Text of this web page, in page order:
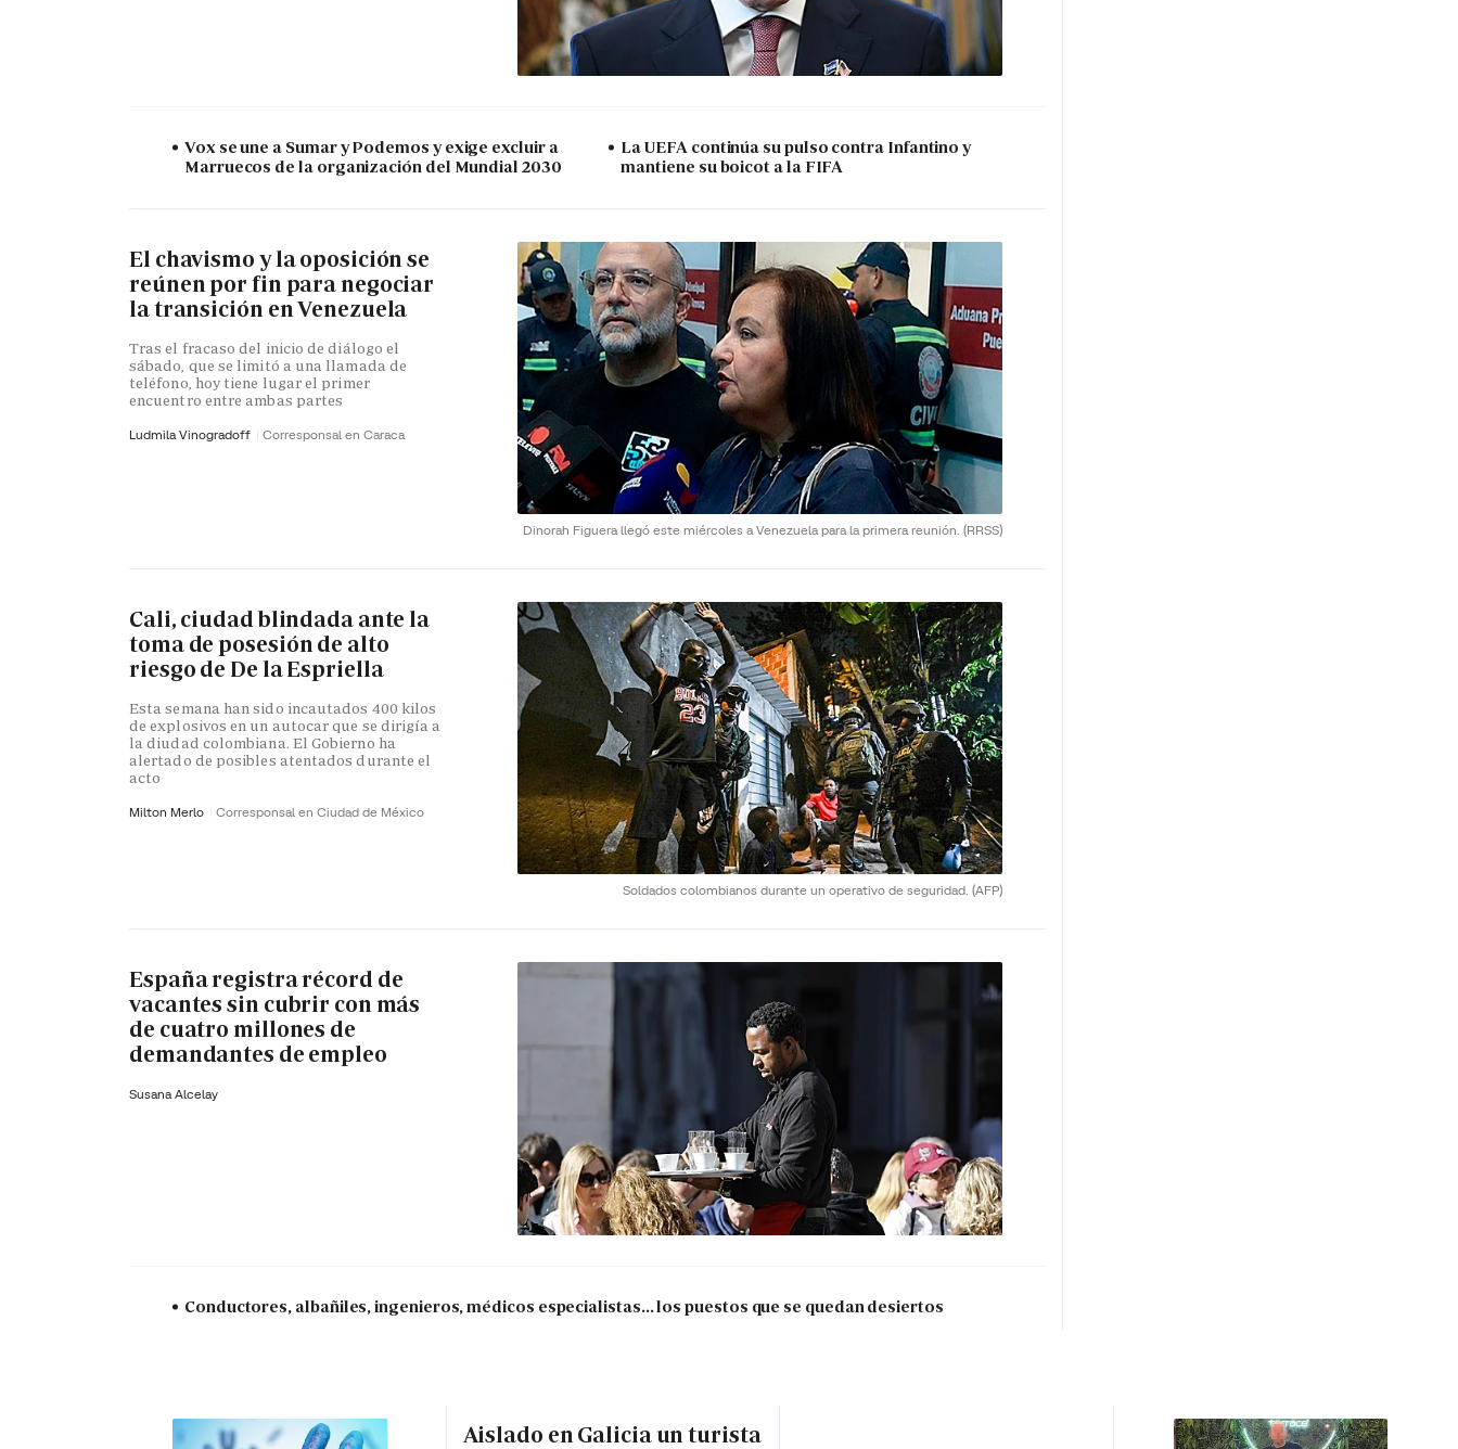
Vox se une a Sumar y Podemos y exige excluir a
Marruecos de la organización del Mundial 2030
La UEFA continúa su pulso contra Infantino y
mantiene su boicot a la FIFA
Dinorah Figuera llegó este miércoles a Venezuela para la primera reunión. (RRSS)
El chavismo y la oposición se
reúnen por fin para negociar
la transición en Venezuela
Tras el fracaso del inicio de diálogo el
sábado, que se limitó a una llamada de
teléfono, hoy tiene lugar el primer
encuentro entre ambas partes
Ludmila Vinogradoff Corresponsal en Caraca
Soldados colombianos durante un operativo de seguridad. (AFP)
Cali, ciudad blindada ante la
toma de posesión de alto
riesgo de De la Espriella
Esta semana han sido incautados 400 kilos
de explosivos en un autocar que se dirigía a
la diudad colombiana. El Gobierno ha
alertado de posibles atentados durante el
acto
Milton Merlo Corresponsal en Ciudad de México
España registra récord de
vacantes sin cubrir con más
de cuatro millones de
demandantes de empleo
Susana Alcelay
Conductores, albañiles, ingenieros, médicos especialistas... los puestos que se quedan desiertos
Aislado en Galicia un turista